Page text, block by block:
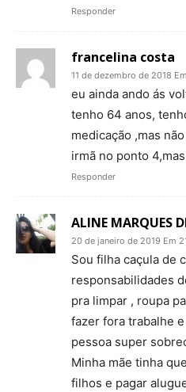
Responder
francelina costa
11 de dezembro de 2018
eu ainda ando ás
tenho 64 anos,
medicação ,mas
irmã no ponto
Responder
ALINE MARQUES
20 de janeiro de 2019 Em
Sou filha caçula de
responsabilidades
pra limpar , roupa
fazer fora trabalhe
pessoa super
Minha mãe tinha
filhos e pagar